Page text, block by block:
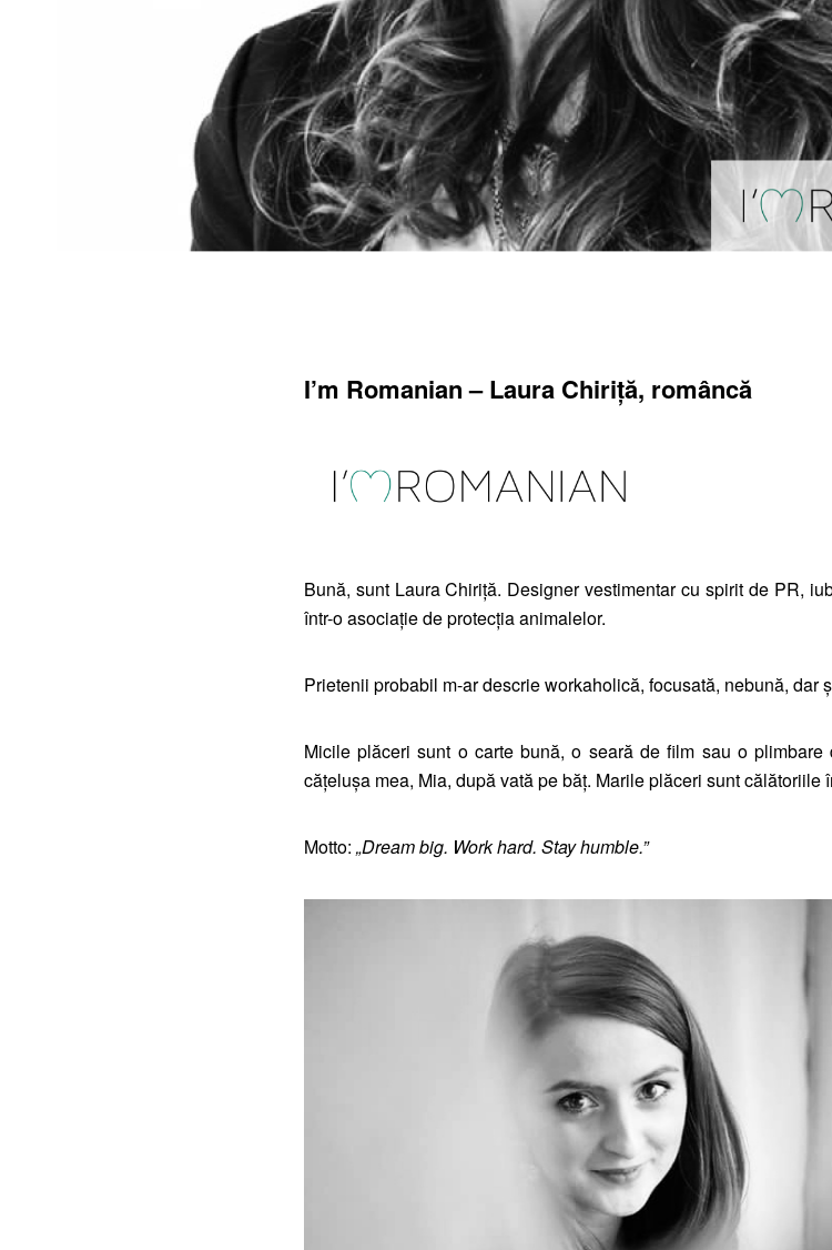
I’m Romanian – Laura Chiriță, româncă
Bună, sunt Laura Chiriţă. Designer vestimentar cu spirit de PR,
într-o asociaţie de protecția animalelor.
Prietenii probabil m-ar descrie workaholică, focusată, nebună, dar
Micile plăceri sunt o carte bună, o seară de film sau o
căţeluşa mea, Mia, după vată pe băţ. Marile plăceri sunt călătoriile
Motto: „Dream big. Work hard. Stay humble.”